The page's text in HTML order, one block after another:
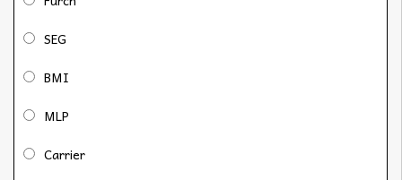
SEG
BMI
MLP
Carrier